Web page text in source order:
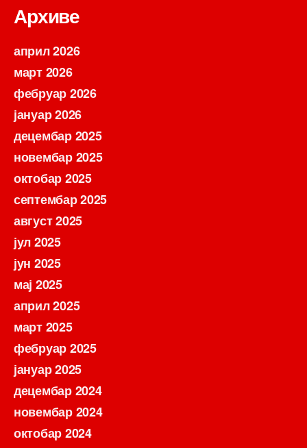
Архиве
април 2026
март 2026
фебруар 2026
јануар 2026
децембар 2025
новембар 2025
октобар 2025
септембар 2025
август 2025
јул 2025
јун 2025
мај 2025
април 2025
март 2025
фебруар 2025
јануар 2025
децембар 2024
новембар 2024
октобар 2024